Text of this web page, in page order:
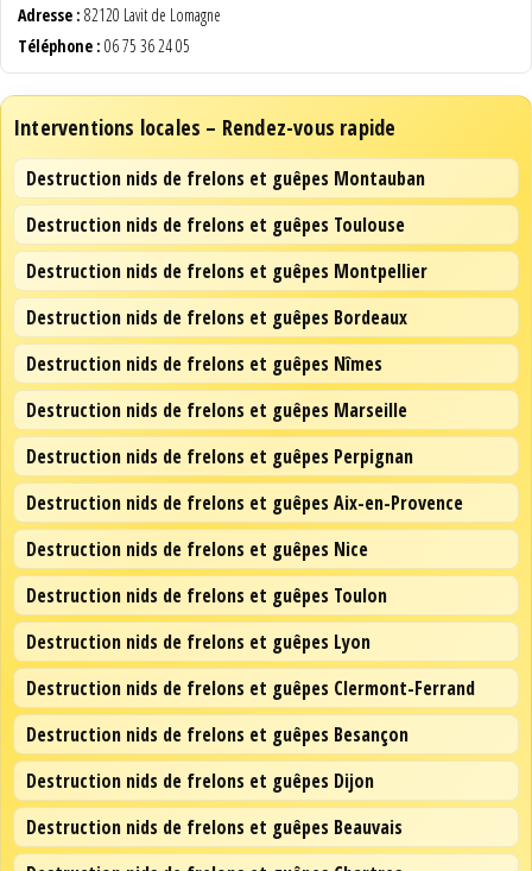
Adresse : 82120 Lavit de Lomagne
Téléphone : 06 75 36 24 05
Interventions locales – Rendez-vous rapide
Destruction nids de frelons et guêpes Montauban
Destruction nids de frelons et guêpes Toulouse
Destruction nids de frelons et guêpes Montpellier
Destruction nids de frelons et guêpes Bordeaux
Destruction nids de frelons et guêpes Nîmes
Destruction nids de frelons et guêpes Marseille
Destruction nids de frelons et guêpes Perpignan
Destruction nids de frelons et guêpes Aix-en-Provence
Destruction nids de frelons et guêpes Nice
Destruction nids de frelons et guêpes Toulon
Destruction nids de frelons et guêpes Lyon
Destruction nids de frelons et guêpes Clermont-Ferrand
Destruction nids de frelons et guêpes Besançon
Destruction nids de frelons et guêpes Dijon
Destruction nids de frelons et guêpes Beauvais